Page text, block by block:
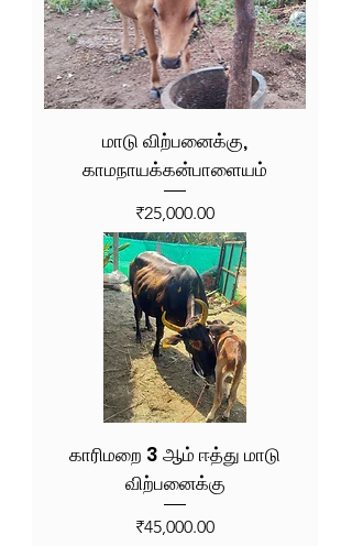
மாடு விற்பனைக்கு,
காமநாயக்கன்பாளையம்
Price
₹25,000.00
காரிமறை 3 ஆம் ஈத்து மாடு
விற்பனைக்கு
Price
₹45,000.00